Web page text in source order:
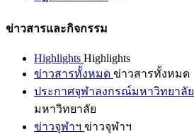
ข่าวสารและกิจกรรม
Highlights Highlights
ข่าวสารทั้งหมด ข่าวสารทั้งหมด
ประกาศจุฬาลงกรณ์มหาวิทยาลัย
มหาวิทยาลัย
ข่าวจุฬาฯ ข่าวจุฬาฯ